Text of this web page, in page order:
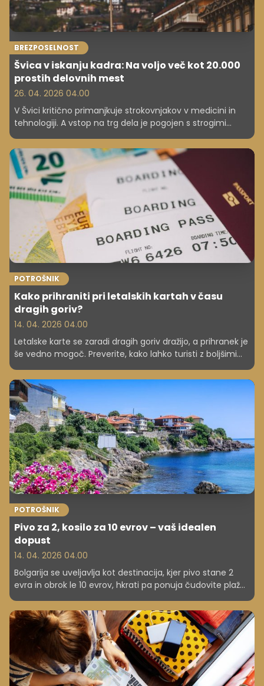
BREZPOSELNOST
Švica v iskanju kadra: Na voljo več kot 20.000
prostih delovnih mest
26. 04. 2026 04.00
V Švici kritično primanjkuje strokovnjakov v medicini in
tehnologiji. A vstop na trg dela je pogojen s strogimi
POTROŠNIK
Kako prihraniti pri letalskih kartah v času
dragih goriv?
14. 04. 2026 04.00
Letalske karte se zaradi dragih goriv dražijo, a prihranek je
še vedno mogoč. Preverite, kako lahko turisti z boljšimi
POTROŠNIK
Pivo za 2, kosilo za 10 evrov – vaš idealen
dopust
14. 04. 2026 04.00
Bolgarija se uveljavlja kot destinacija, kjer pivo stane 2
evra in obrok le 10 evrov, hkrati pa ponuja čudovite plaže
drugih cenovno dostopnih možnostih za poletni dopust.